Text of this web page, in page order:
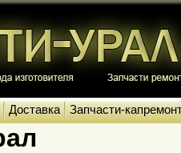
Доставка Запчасти-